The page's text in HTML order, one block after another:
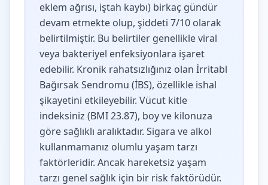
eklem ağrısı, iştah kaybı) birkaç gündür
devam etmekte olup, şiddeti 7/10 olarak
belirtilmiştir. Bu belirtiler genellikle viral
veya bakteriyel enfeksiyonlara işaret
edebilir. Kronik rahatsızlığınız olan İrritabl
Bağırsak Sendromu (İBS), özellikle ishal
şikayetini etkileyebilir. Vücut kitle
indeksiniz (BMI 23.87), boy ve kilonuza
göre sağlıklı aralıktadır. Sigara ve alkol
kullanmamanız olumlu yaşam tarzı
faktörleridir. Ancak hareketsiz yaşam
tarzı genel sağlık için bir risk faktörüdür.